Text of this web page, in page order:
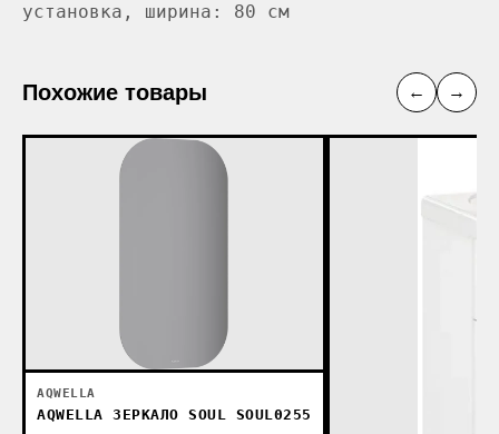
установка, ширина: 80 см
Похожие товары ← →
AQWELLA
AQWELLA ЗЕРКАЛО SOUL SOUL0255